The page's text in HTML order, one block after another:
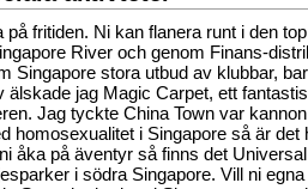
på fritiden. Ni kan flanera runt i den
River och genom Finans-
Singapore stora utbud av klubbar,
älskade jag Magic Carpet, ett
Jag tyckte China Town var
homosexualitet i Singapore så är det
åka på äventyr så finns det
i södra Singapore. Vill ni